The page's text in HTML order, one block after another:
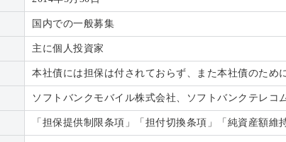
国内での一般募集
主に個人投資家
本社債には担保は付されておらず、また本社債のため
ソフトバンクモバイル株式会社、ソフトバンクテレコ
「担保提供制限条項」「担付切換条項」「純資産額維